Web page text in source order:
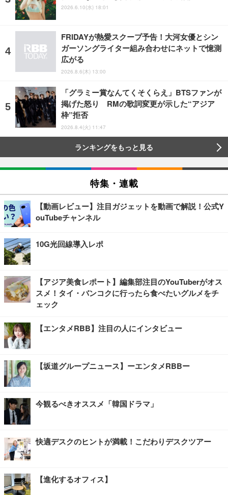
2026.6.10(水) 18:01
FRIDAYが熱愛スクープ予告！大河女優とシン
ガーソングライター組み合わせにネットで憶測
広がる
2026.8.6(木) 13:00
「グラミー賞なんてくそくらえ」BTSファンが
掲げた怒り RMの歌詞変更が示した“アジア
枠”拒否
2026.8.4(火) 11:47
ランキングをもっと見る
特集・連載
【動画レビュー】注目ガジェットを動画で解説！公式Y
ouTubeチャンネル
10G光回線導入レポ
【アジア美食レポート】編集部注目のYouTuberがオス
スメ！タイ・バンコクに行ったら食べたいグルメをチ
ェック
【エンタメRBB】注目の人にインタビュー
【坂道グループニュース】ーエンタメRBBー
今観るべきオススメ「韓国ドラマ」
快適デスクのヒントが満載！こだわりデスクツアー
【進化するオフィス】